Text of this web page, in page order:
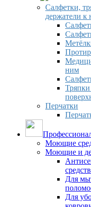
Салфетки,
держатели к
ним
Перчатки
Моющие
Моющие и
Для
Для